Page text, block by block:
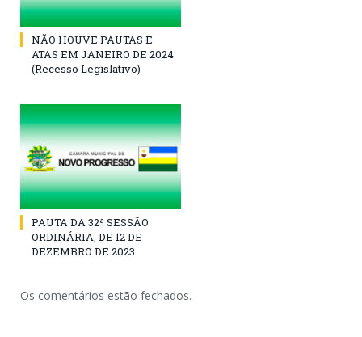
NÃO HOUVE PAUTAS E
ATAS EM JANEIRO DE 2024
(Recesso Legislativo)
PAUTA DA 32ª SESSÃO
ORDINÁRIA, DE 12 DE
DEZEMBRO DE 2023
Os comentários estão fechados.